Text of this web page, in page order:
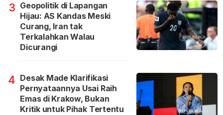
3 Geopolitik di Lapangan
Hijau: AS Kandas Meski
Curang, Iran tak
Terkalahkan Walau
Dicurangi
4 Desak Made Klarifikasi
Pernyataannya Usai Raih
Emas di Krakow, Bukan
Kritik untuk Pihak Tertentu